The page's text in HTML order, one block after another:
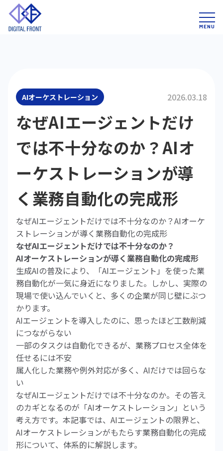
AIオーケストレーション 2026.03.18
なぜAIエージェントだけ
では不十分なのか？AIオ
ーケストレーションが導
く業務自動化の完成形
なぜAIエージェントだけでは不十分なのか？AIオーケ
ストレーションが導く業務自動化の完成形
なぜAIエージェントだけでは不十分なのか？
AIオーケストレーションが導く業務自動化の完成形
生成AIの普及により、「AIエージェント」を使った業
務自動化が一気に身近になりました。しかし、実際の
現場で使い込んでいくと、多くの企業が同じ壁にぶつ
かります。
AIエージェントを導入したのに、思ったほど工数削減
につながらない
一部のタスクは自動化できるが、業務プロセス全体を
任せるには不安
属人化した業務や例外対応が多く、AIだけでは回らな
い
なぜAIエージェントだけでは不十分なのか。その答え
のカギとなるのが「AIオーケストレーション」という
考え方です。本記事では、AIエージェントの限界と、
AIオーケストレーションがもたらす業務自動化の完成
形について、体系的に解説します。